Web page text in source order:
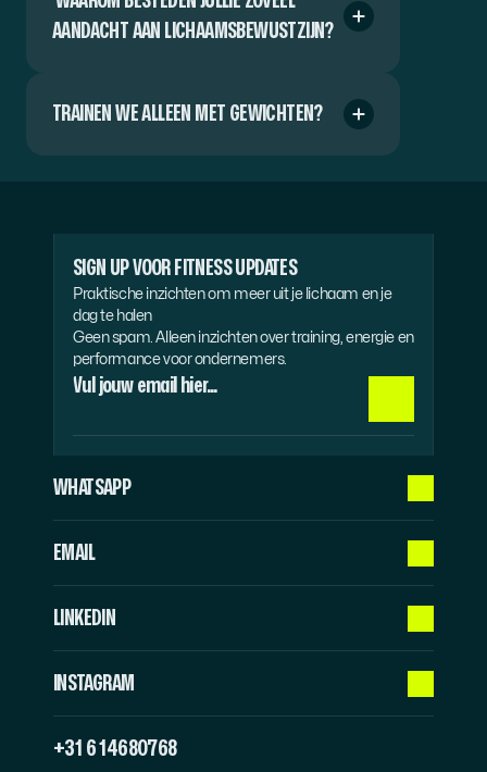
AANDACHT AAN LICHAAMSBEWUSTZIJN?
TRAINEN WE ALLEEN MET GEWICHTEN?
SIGN UP VOOR FITNESS UPDATES
Praktische inzichten om meer uit je lichaam en je
dag te halen
Geen spam. Alleen inzichten over training, energie en
performance voor ondernemers.
WHATSAPP
EMAIL
LINKEDIN
INSTAGRAM
+31 6 14680768